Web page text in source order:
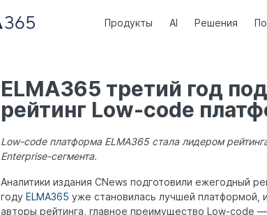
Продукты AI Решения
ELMA365 третий год
рейтинг Low-code
Low-code платформа ELMA365 стала лидером
Enterprise-сегмента.
Аналитики издания CNews подготовили ежегодный
году ELMA365 уже становилась лучшей платформой,
авторы рейтинга, главное преимущество Low-code